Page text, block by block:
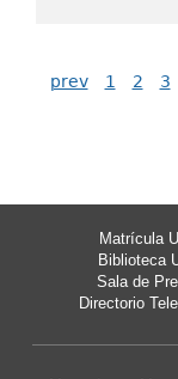
prev
1 2 3
Matrícula
Biblioteca
Sala de
Directorio